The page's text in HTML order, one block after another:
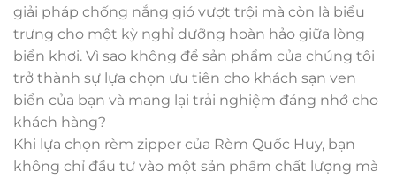
giải pháp chống nắng gió vượt trội mà còn là biểu
trưng cho một kỳ nghỉ dưỡng hoàn hảo giữa lòng
biển khơi. Vì sao không để sản phẩm của chúng tôi
trở thành sự lựa chọn ưu tiên cho khách sạn ven
biển của bạn và mang lại trải nghiệm đáng nhớ cho
khách hàng?
Khi lựa chọn rèm zipper của Rèm Quốc Huy, bạn
không chỉ đầu tư vào một sản phẩm chất lượng mà